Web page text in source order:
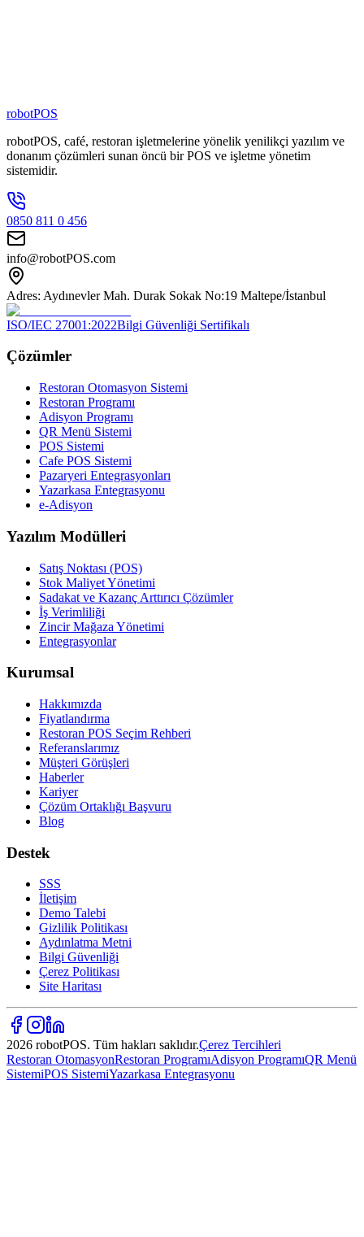
robotPOS
robotPOS, café, restoran işletmelerine yönelik yenilikçi yazılım ve
donanım çözümleri sunan öncü bir POS ve işletme yönetim
sistemidir.
0850 811 0 456
info@robotPOS.com
Adres: Aydınevler Mah. Durak Sokak No:19 Maltepe/İstanbul
ISO/IEC 27001:2022Bilgi Güvenliği Sertifikalı
Çözümler
Restoran Otomasyon Sistemi
Restoran Programı
Adisyon Programı
QR Menü Sistemi
POS Sistemi
Cafe POS Sistemi
Pazaryeri Entegrasyonları
Yazarkasa Entegrasyonu
e-Adisyon
Yazılım Modülleri
Satış Noktası (POS)
Stok Maliyet Yönetimi
Sadakat ve Kazanç Arttırıcı Çözümler
İş Verimliliği
Zincir Mağaza Yönetimi
Entegrasyonlar
Kurumsal
Hakkımızda
Fiyatlandırma
Restoran POS Seçim Rehberi
Referanslarımız
Müşteri Görüşleri
Haberler
Kariyer
Çözüm Ortaklığı Başvuru
Blog
Destek
SSS
İletişim
Demo Talebi
Gizlilik Politikası
Aydınlatma Metni
Bilgi Güvenliği
Çerez Politikası
Site Haritası
2026 robotPOS. Tüm hakları saklıdır.Çerez Tercihleri
Restoran OtomasyonRestoran ProgramıAdisyon ProgramıQR Menü
SistemiPOS SistemiYazarkasa Entegrasyonu